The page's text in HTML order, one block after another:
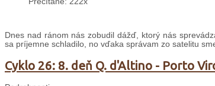
Dnes nad ránom nás zobudil dážď, ktorý nás
sa príjemne schladilo, no vďaka správam zo satelitu
Cyklo 26: 8. deň Q. d'Altino - Porto